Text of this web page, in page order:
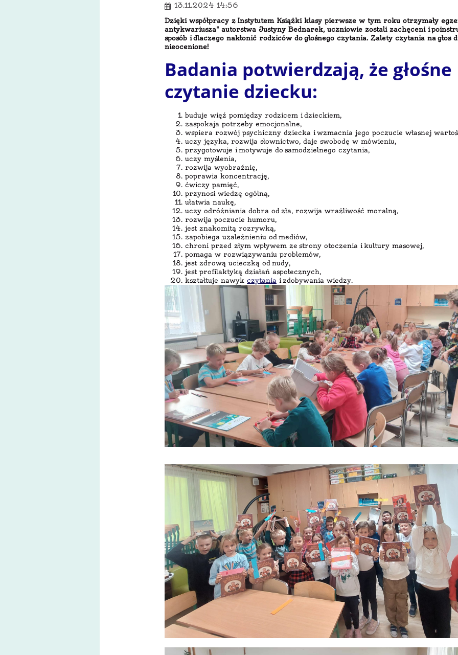
13.11.2024 14:56
Dzięki współpracy z Instytutem Książki klasy pierwsze w tym roku otrzymały
antykwariusza" autorstwa Justyny Bednarek, uczniowie zostali zachęceni i
sposób i dlaczego nakłonić rodziców do głośnego czytania. Zalety czytania na głos
nieocenione!
Badania potwierdzają, że głośne
czytanie dziecku:
buduje więź pomiędzy rodzicem i dzieckiem,
zaspokaja potrzeby emocjonalne,
wspiera rozwój psychiczny dziecka i wzmacnia jego poczucie własnej
uczy języka, rozwija słownictwo, daje swobodę w mówieniu,
przygotowuje i motywuje do samodzielnego czytania,
uczy myślenia,
rozwija wyobraźnię,
poprawia koncentrację,
ćwiczy pamięć,
przynosi wiedzę ogólną,
ułatwia naukę,
uczy odróżniania dobra od zła, rozwija wrażliwość moralną,
rozwija poczucie humoru,
jest znakomitą rozrywką,
zapobiega uzależnieniu od mediów,
chroni przed złym wpływem ze strony otoczenia i kultury masowej,
pomaga w rozwiązywaniu problemów,
jest zdrową ucieczką od nudy,
jest profilaktyką działań aspołecznych,
kształtuje nawyk czytania i zdobywania wiedzy.